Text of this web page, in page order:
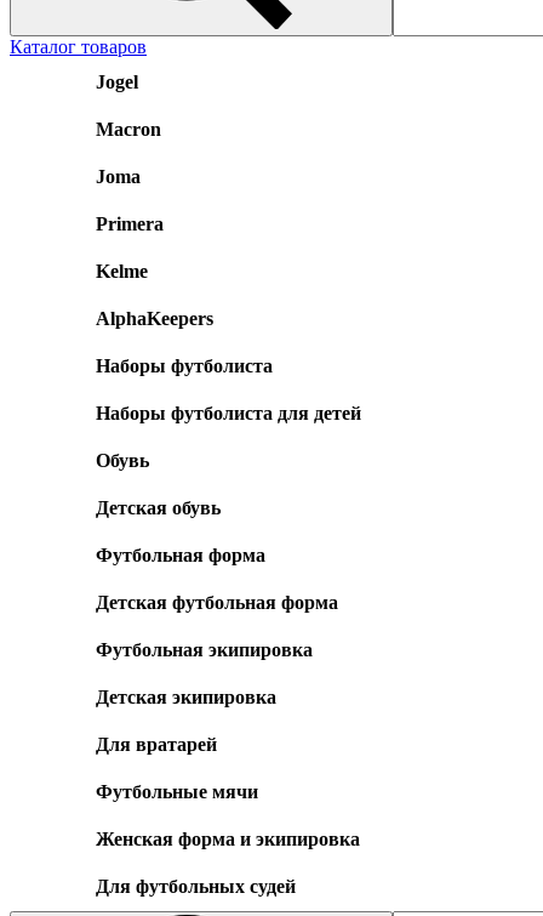
Каталог товаров
Jogel
Macron
Joma
Primera
Kelme
AlphaKeepers
Наборы футболиста
Наборы футболиста для детей
Обувь
Детская обувь
Футбольная форма
Детская футбольная форма
Футбольная экипировка
Детская экипировка
Для вратарей
Футбольные мячи
Женская форма и экипировка
Для футбольных судей